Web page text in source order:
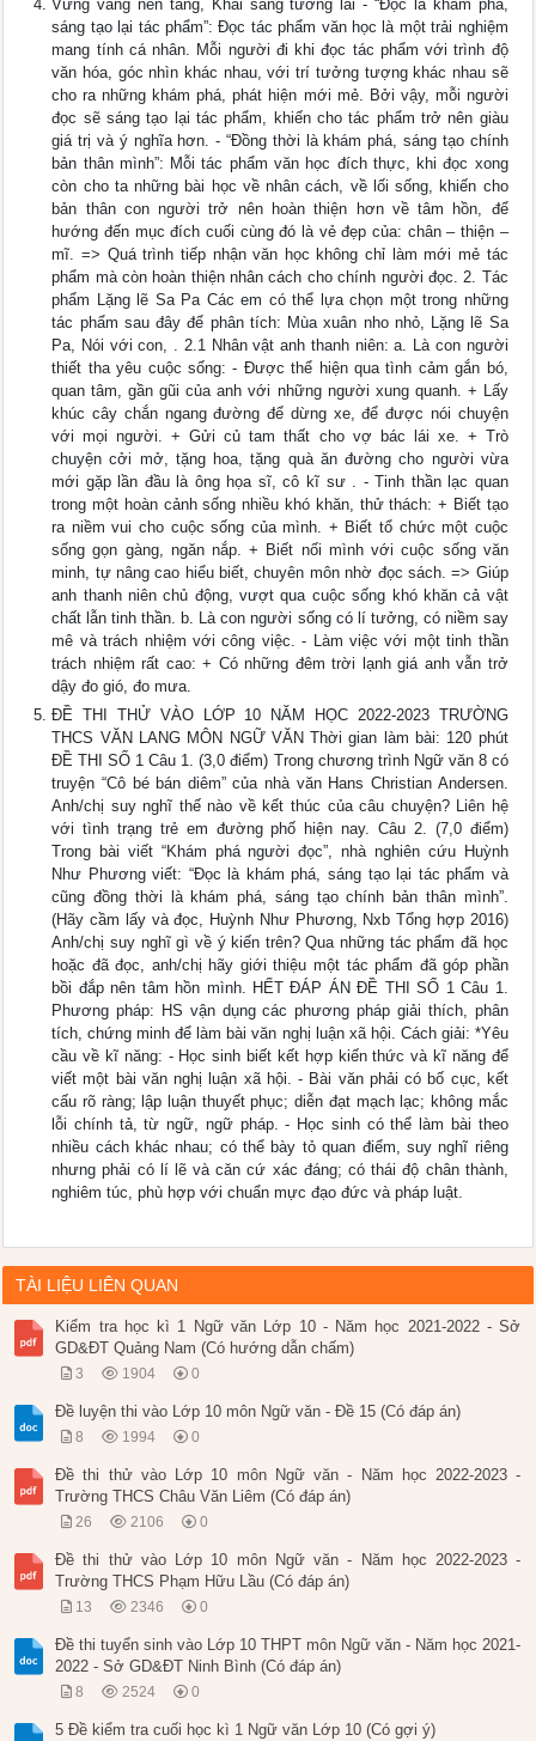
Vững vàng nền tảng, Khai sáng tương lai - “Đọc là khám phá,
sáng tạo lại tác phẩm”: Đọc tác phẩm văn học là một trải nghiệm
mang tính cá nhân. Mỗi người đi khi đọc tác phẩm với trình độ
văn hóa, góc nhìn khác nhau, với trí tưởng tượng khác nhau sẽ
cho ra những khám phá, phát hiện mới mẻ. Bởi vậy, mỗi người
đọc sẽ sáng tạo lại tác phẩm, khiến cho tác phẩm trở nên giàu
giá trị và ý nghĩa hơn. - “Đồng thời là khám phá, sáng tạo chính
bản thân mình”: Mỗi tác phẩm văn học đích thực, khi đọc xong
còn cho ta những bài học về nhân cách, về lối sống, khiến cho
bản thân con người trở nên hoàn thiện hơn về tâm hồn, để
hướng đến mục đích cuối cùng đó là vẻ đẹp của: chân – thiện –
mĩ. => Quá trình tiếp nhận văn học không chỉ làm mới mẻ tác
phẩm mà còn hoàn thiện nhân cách cho chính người đọc. 2. Tác
phẩm Lặng lẽ Sa Pa Các em có thể lựa chọn một trong những
tác phẩm sau đây để phân tích: Mùa xuân nho nhỏ, Lặng lẽ Sa
Pa, Nói với con, . 2.1 Nhân vật anh thanh niên: a. Là con người
thiết tha yêu cuộc sống: - Được thể hiện qua tình cảm gắn bó,
quan tâm, gần gũi của anh với những người xung quanh. + Lấy
khúc cây chắn ngang đường để dừng xe, để được nói chuyện
với mọi người. + Gửi củ tam thất cho vợ bác lái xe. + Trò
chuyện cởi mở, tặng hoa, tặng quà ăn đường cho người vừa
mới gặp lần đầu là ông họa sĩ, cô kĩ sư . - Tinh thần lạc quan
trong một hoàn cảnh sống nhiều khó khăn, thử thách: + Biết tạo
ra niềm vui cho cuộc sống của mình. + Biết tổ chức một cuộc
sống gọn gàng, ngăn nắp. + Biết nối mình với cuộc sống văn
minh, tự nâng cao hiểu biết, chuyên môn nhờ đọc sách. => Giúp
anh thanh niên chủ động, vượt qua cuộc sống khó khăn cả vật
chất lẫn tinh thần. b. Là con người sống có lí tưởng, có niềm say
mê và trách nhiệm với công việc. - Làm việc với một tinh thần
trách nhiệm rất cao: + Có những đêm trời lạnh giá anh vẫn trở
dậy đo gió, đo mưa.
ĐỀ THI THỬ VÀO LỚP 10 NĂM HỌC 2022-2023 TRƯỜNG
THCS VĂN LANG MÔN NGỮ VĂN Thời gian làm bài: 120 phút
ĐỀ THI SỐ 1 Câu 1. (3,0 điểm) Trong chương trình Ngữ văn 8 có
truyện “Cô bé bán diêm” của nhà văn Hans Christian Andersen.
Anh/chị suy nghĩ thế nào về kết thúc của câu chuyện? Liên hệ
với tình trạng trẻ em đường phố hiện nay. Câu 2. (7,0 điểm)
Trong bài viết “Khám phá người đọc”, nhà nghiên cứu Huỳnh
Như Phương viết: “Đọc là khám phá, sáng tạo lại tác phẩm và
cũng đồng thời là khám phá, sáng tạo chính bản thân mình”.
(Hãy cầm lấy và đọc, Huỳnh Như Phương, Nxb Tổng hợp 2016)
Anh/chị suy nghĩ gì về ý kiến trên? Qua những tác phẩm đã học
hoặc đã đọc, anh/chị hãy giới thiệu một tác phẩm đã góp phần
bồi đắp nên tâm hồn mình. HẾT ĐÁP ÁN ĐỀ THI SỐ 1 Câu 1.
Phương pháp: HS vận dụng các phương pháp giải thích, phân
tích, chứng minh để làm bài văn nghị luận xã hội. Cách giải: *Yêu
cầu về kĩ năng: - Học sinh biết kết hợp kiến thức và kĩ năng để
viết một bài văn nghị luận xã hội. - Bài văn phải có bố cục, kết
cấu rõ ràng; lập luận thuyết phục; diễn đạt mạch lạc; không mắc
lỗi chính tả, từ ngữ, ngữ pháp. - Học sinh có thể làm bài theo
nhiều cách khác nhau; có thể bày tỏ quan điểm, suy nghĩ riêng
nhưng phải có lí lẽ và căn cứ xác đáng; có thái độ chân thành,
nghiêm túc, phù hợp với chuẩn mực đạo đức và pháp luật.
TÀI LIỆU LIÊN QUAN
Kiểm tra học kì 1 Ngữ văn Lớp 10 - Năm học 2021-2022 - Sở
GD&ĐT Quảng Nam (Có hướng dẫn chấm)
3 1904 0
Đề luyện thi vào Lớp 10 môn Ngữ văn - Đề 15 (Có đáp án)
8 1994 0
Đề thi thử vào Lớp 10 môn Ngữ văn - Năm học 2022-2023 -
Trường THCS Châu Văn Liêm (Có đáp án)
26 2106 0
Đề thi thử vào Lớp 10 môn Ngữ văn - Năm học 2022-2023 -
Trường THCS Phạm Hữu Lầu (Có đáp án)
13 2346 0
Đề thi tuyển sinh vào Lớp 10 THPT môn Ngữ văn - Năm học 2021-
2022 - Sở GD&ĐT Ninh Bình (Có đáp án)
8 2524 0
5 Đề kiểm tra cuối học kì 1 Ngữ văn Lớp 10 (Có gợi ý)